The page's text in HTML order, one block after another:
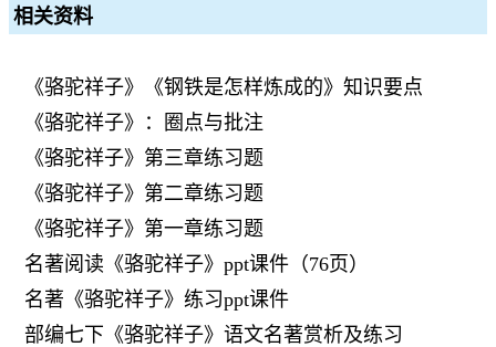
相关资料
《骆驼祥子》《钢铁是怎样炼成的》知识要点
《骆驼祥子》：圈点与批注
《骆驼祥子》第三章练习题
《骆驼祥子》第二章练习题
《骆驼祥子》第一章练习题
名著阅读《骆驼祥子》ppt课件（76页）
名著《骆驼祥子》练习ppt课件
部编七下《骆驼祥子》语文名著赏析及练习